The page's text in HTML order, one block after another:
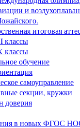
и
итоговая
классы
классы
обучение
самоуправление
секции, кружки
доверия
в новых ФГОС